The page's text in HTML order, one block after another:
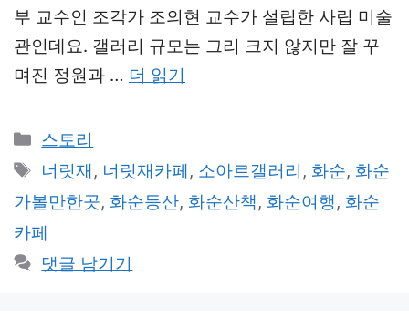
부 교수인 조각가 조의현 교수가 설립한 사립 미술
관인데요. 갤러리 규모는 그리 크지 않지만 잘 꾸
며진 정원과 … 더 읽기
카
테
리
스토리
태
그
너릿재, 너릿재카페, 소아르갤러리 , 화순, 화순
가볼만한곳, 화순등산, 화순산책, 화순여행, 화순
카페
댓글 남기기